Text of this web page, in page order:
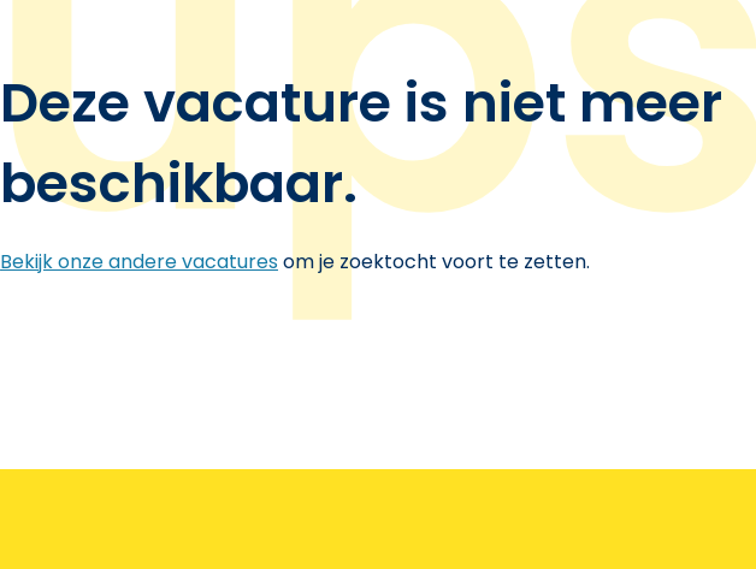
Deze vacature is niet meer
beschikbaar.
Bekijk onze andere vacaturesom je zoektocht voort te zetten.